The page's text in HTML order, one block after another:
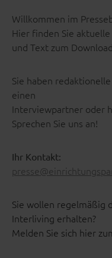
Willkommen im
Hier finden Sie
und Text zum
Sie haben
einen
Interviewpartner oder
Sprechen Sie uns an!
Ihr Kontakt:
Sie wollen regelmäßig
Interliving erhalten?
Melden Sie sich hier